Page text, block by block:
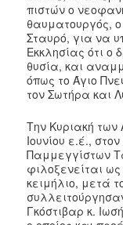
πιστών ο
θαυματουργός,
Σταυρό, για να
Εκκλησίας ότι ο
θυσία, και
όπως το Άγιο
τον Σωτήρα και
Την Κυριακή των
Ιουνίου ε.έ.,
Παμμεγγίστων
φιλοξενείται
κειμήλιο, μετά
Γκόστιβαρ κ.